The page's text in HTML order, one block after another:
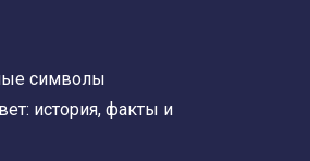
символы
история, факты и